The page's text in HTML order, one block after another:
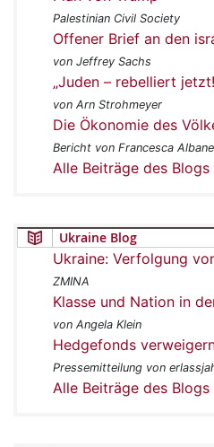
Palestinian Civil Society
Offener Brief an den
von Jeffrey Sachs
„Juden – rebelliert
von Arn Strohmeyer
Die Ökonomie des
Bericht von Francesca
Alle Beiträge des Blogs
Ukraine Blog
Ukraine: Verfolgung
ZMINA
Klasse und Nation in
von Angela Klein
Hedgefonds
Pressemitteilung von
Alle Beiträge des Blogs